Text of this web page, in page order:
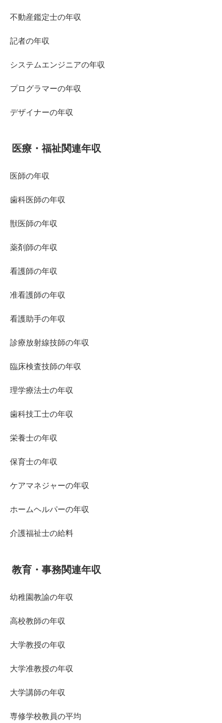
不動産鑑定士の年収
記者の年収
システムエンジニアの年収
プログラマーの年収
デザイナーの年収
医療・福祉関連年収
医師の年収
歯科医師の年収
獣医師の年収
薬剤師の年収
看護師の年収
准看護師の年収
看護助手の年収
診療放射線技師の年収
臨床検査技師の年収
理学療法士の年収
歯科技工士の年収
栄養士の年収
保育士の年収
ケアマネジャーの年収
ホームヘルパーの年収
介護福祉士の給料
教育・事務関連年収
幼稚園教諭の年収
高校教師の年収
大学教授の年収
大学准教授の年収
大学講師の年収
専修学校教員の平均